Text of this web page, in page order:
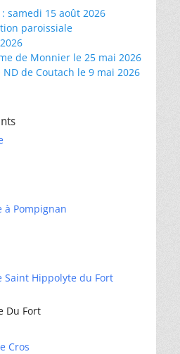
samedi 15 août 2026
paroissiale
de Monnier le 25 mai 2026
de Coutach le 9 mai 2026
à Pompignan
Saint Hippolyte du Fort
Du Fort
Cros